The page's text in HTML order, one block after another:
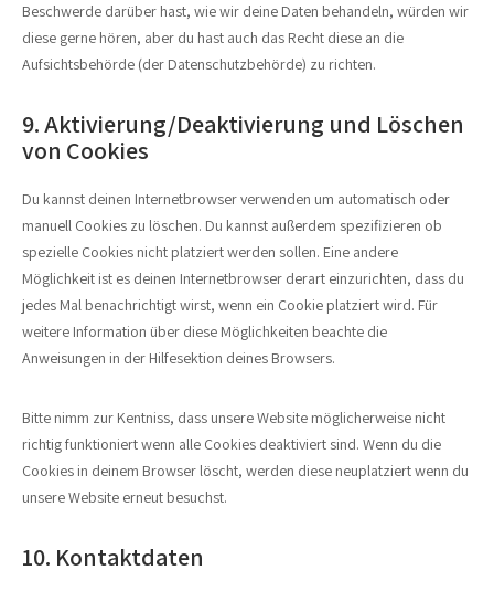
Beschwerde darüber hast, wie wir deine Daten behandeln, würden wir
diese gerne hören, aber du hast auch das Recht diese an die
Aufsichtsbehörde (der Datenschutzbehörde) zu richten.
9. Aktivierung/Deaktivierung und Löschen
von Cookies
Du kannst deinen Internetbrowser verwenden um automatisch oder
manuell Cookies zu löschen. Du kannst außerdem spezifizieren ob
spezielle Cookies nicht platziert werden sollen. Eine andere
Möglichkeit ist es deinen Internetbrowser derart einzurichten, dass du
jedes Mal benachrichtigt wirst, wenn ein Cookie platziert wird. Für
weitere Information über diese Möglichkeiten beachte die
Anweisungen in der Hilfesektion deines Browsers.
Bitte nimm zur Kentniss, dass unsere Website möglicherweise nicht
richtig funktioniert wenn alle Cookies deaktiviert sind. Wenn du die
Cookies in deinem Browser löscht, werden diese neuplatziert wenn du
unsere Website erneut besuchst.
10. Kontaktdaten